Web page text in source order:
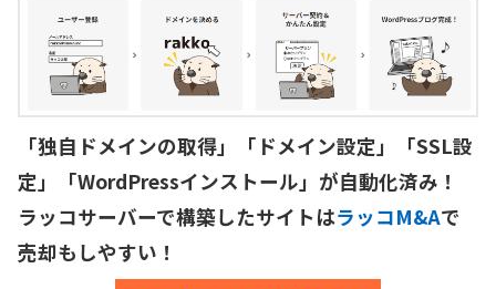
「独自ドメインの取得」「ドメイン設定」「SSL設
定」「WordPressインストール」が自動化済み！
ラッコサーバーで構築したサイトはラッコM&Aで
売却もしやすい！